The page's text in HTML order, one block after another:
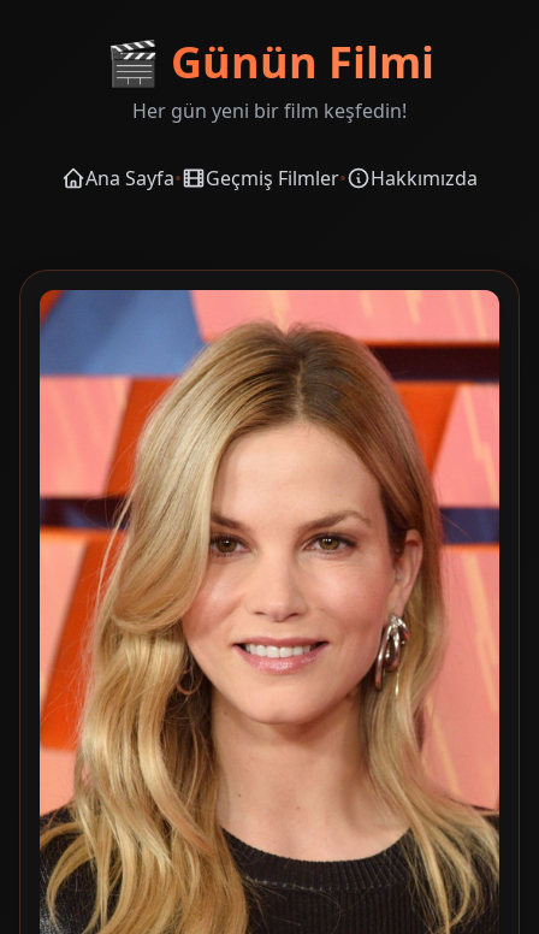
🎬 Günün Filmi
Her gün yeni bir film keşfedin!
Ana Sayfa• Geçmiş Filmler• Hakkımızda